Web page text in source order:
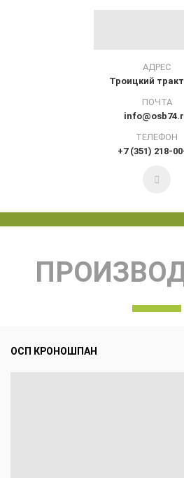
АДРЕС
Троицкий
ПОЧТА
ТЕЛЕФОН
+7 (351) 218-
ОСП КРОНОШПАН